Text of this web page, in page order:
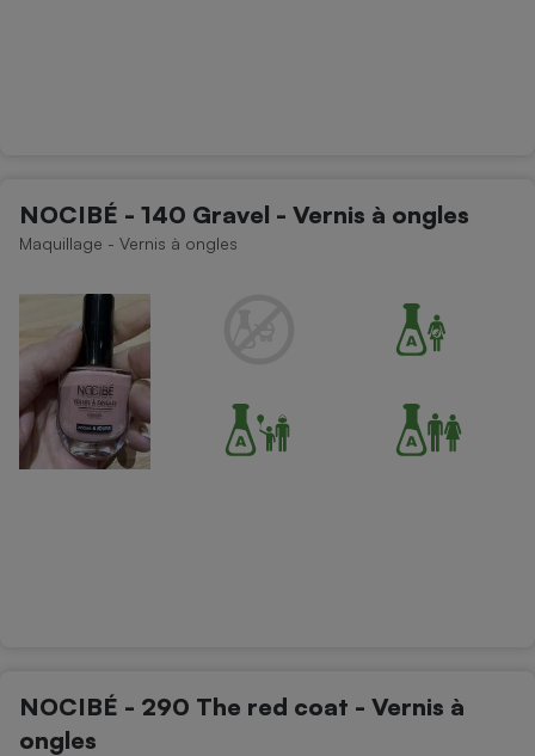
NOCIBÉ - 140 Gravel - Vernis à ongles
Maquillage - Vernis à ongles
NOCIBÉ - 290 The red coat - Vernis à
ongles